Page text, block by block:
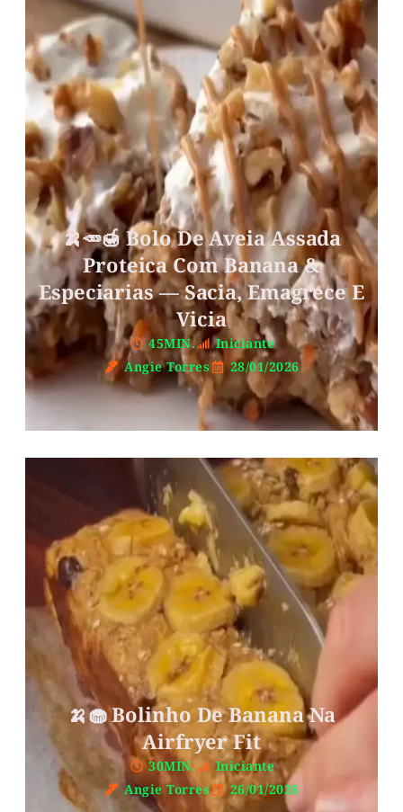
🍌🥕🍯 Bolo De Aveia Assada
Proteica Com Banana &
Especiarias — Sacia, Emagrece E
Vicia
45MIN.
Iniciante
Angie Torres
28/01/2026
🍌🧁 Bolinho De Banana Na
Airfryer Fit
30MIN.
Iniciante
Angie Torres
26/01/2026